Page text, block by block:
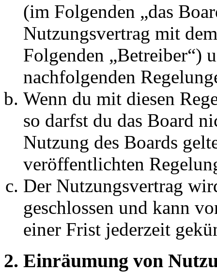
(im Folgenden „das
Nutzungsvertrag mit
Folgenden „Betreiber“)
nachfolgenden
Wenn du mit diesen
so darfst du das Board
Nutzung des Boards
veröffentlichten
Der Nutzungsvertrag
geschlossen und kann
einer Frist jederzeit
2. Einräumung von